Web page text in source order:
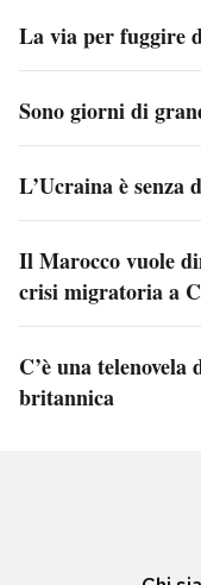
La via per fuggire
Sono giorni di
L’Ucraina è senza
Il Marocco vuole
crisi migratoria a
C’è una
britannica